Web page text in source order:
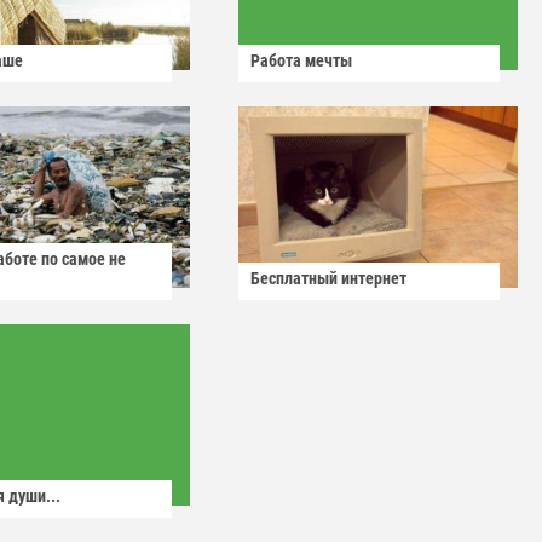
Работа мечты
по самое не
Бесплатный интернет
души...